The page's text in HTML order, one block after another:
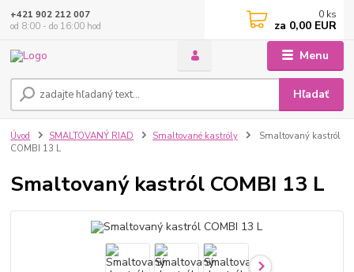
Menu
Hľadať
+421 902 212 007
od 8:00 - do 16:00 hod
0 ks
za 0,00 EUR
Úvod SMALTOVANÝ RIAD Smaltované kastróly
Smaltovaný kastról
COMBI 13 L
Smaltovaný kastról COMBI 13 L